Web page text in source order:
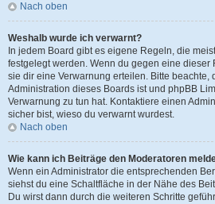
Nach oben
Weshalb wurde ich verwarnt?
In jedem Board gibt es eigene Regeln, die
festgelegt werden. Wenn du gegen eine dieser
sie dir eine Verwarnung erteilen. Bitte beachte,
Administration dieses Boards ist und phpBB
Verwarnung zu tun hat. Kontaktiere einen
sicher bist, wieso du verwarnt wurdest.
Nach oben
Wie kann ich Beiträge den Moderatoren
Wenn ein Administrator die entsprechenden
siehst du eine Schaltfläche in der Nähe des
Du wirst dann durch die weiteren Schritte